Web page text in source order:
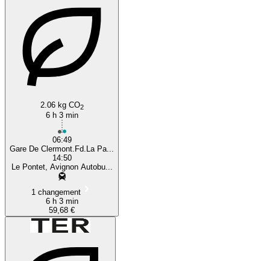
2.06 kg CO2
6 h 3 min
06:49
Gare De Clermont.Fd.La Pa...
14:50
Le Pontet, Avignon Autobu...
1 changement
6 h 3 min
59,68 €